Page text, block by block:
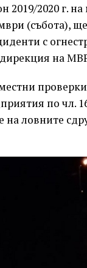
2019/2020 г.
(събота),
с
на
по чл.
на ловните